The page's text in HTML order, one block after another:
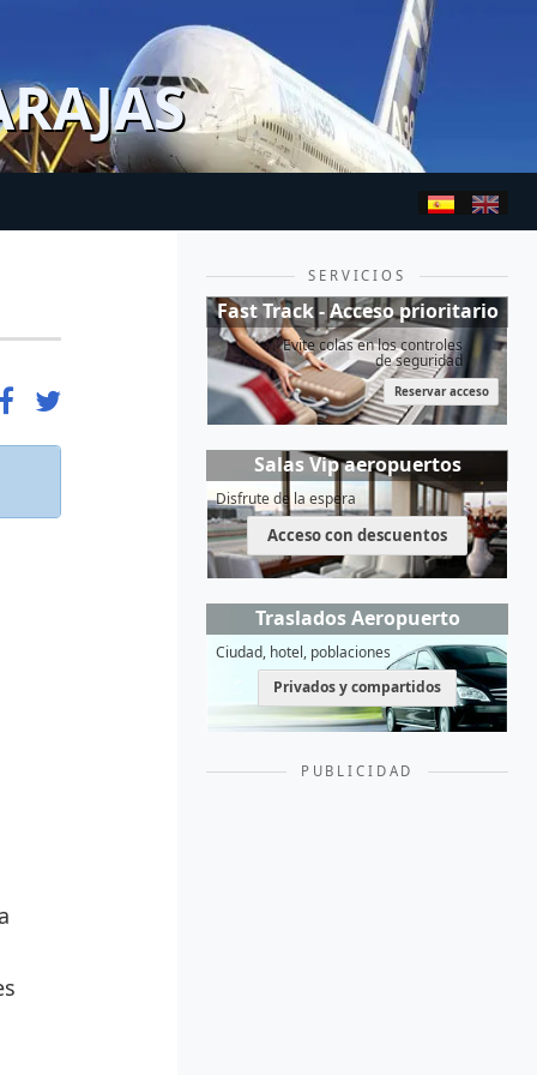
SERVICIOS
Fast Track - Acceso prioritario
Evite colas en los controles
de seguridad
Reservar acceso
Salas Vip aeropuertos
Disfrute de la espera
Acceso con descuentos
Traslados Aeropuerto
Ciudad, hotel, poblaciones
Privados y compartidos
PUBLICIDAD